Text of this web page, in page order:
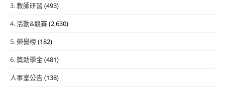
3. 教師研習 (493)
4. 活動&競賽(2,630)
5. 榮譽榜(182)
6. 獎助學金(481)
人事室公告(138)